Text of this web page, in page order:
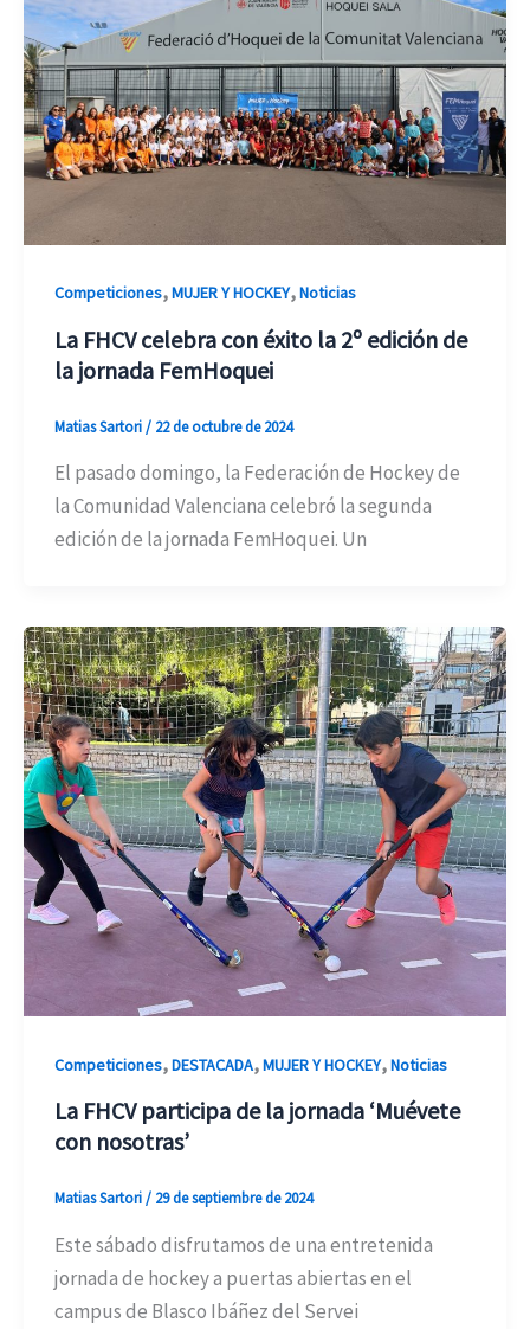
Competiciones,MUJER Y HOCKEY,Noticias
La FHCV celebra con éxito la 2º edición de
la jornada FemHoquei
Matias Sartori/ 22 de octubre de 2024
El pasado domingo, la Federación de Hockey de
la Comunidad Valenciana celebró la segunda
edición de la jornada FemHoquei. Un
Competiciones,DESTACADA,MUJER Y HOCKEY,Noticias
La FHCV participa de la jornada ‘Muévete
con nosotras’
Matias Sartori/ 29 de septiembre de 2024
Este sábado disfrutamos de una entretenida
jornada de hockey a puertas abiertas en el
campus de Blasco Ibáñez del Servei